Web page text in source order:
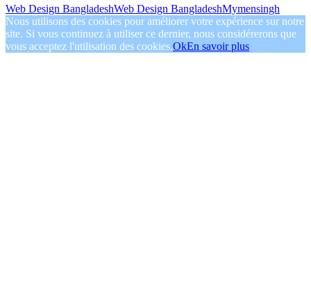
Web Design BangladeshWeb Design BangladeshMymensingh
Nous utilisons des cookies pour améliorer votre expérience sur notre
site. Si vous continuez à utiliser ce dernier, nous considérerons que
vous acceptez l'utilisation des cookies.OkEn savoir plus